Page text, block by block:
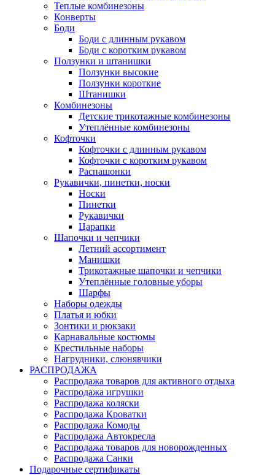
Теплые комбинезоны
Конверты
Боди
Боди с длинным рукавом
Боди с коротким рукавом
Ползунки и штанишки
Ползунки высокие
Ползунки короткие
Штанишки
Комбинезоны
Детские трикотажные комбинезоны
Утеплённые комбинезоны
Кофточки
Кофточки с длинным рукавом
Кофточки с коротким рукавом
Распашонки
Рукавички, пинетки, носки
Носки
Пинетки
Рукавички
Царапки
Шапочки и чепчики
Летний ассортимент
Манишки
Трикотажные шапочки и чепчики
Утеплённые головные уборы
Шарфы
Наборы одежды
Платья и юбки
Зонтики и рюкзаки
Карнавальные костюмы
Крестильные наборы
Нагрудники, слюнявчики
РАСПРОДАЖА
Распродажа товаров для активного отдыха
Распродажа игрушки
Распродажа коляски
Распродажа Кроватки
Распродажа Комоды
Распродажа Автокресла
Распродажа товаров для новорожденных
Распродажа Санки
Подарочные сертификаты